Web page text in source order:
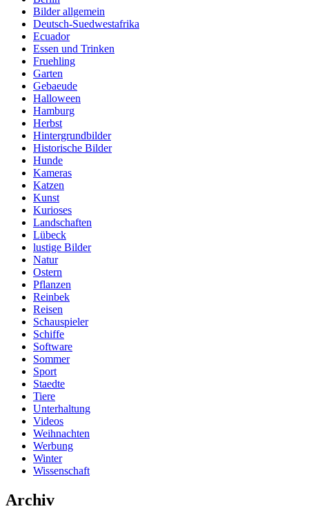
Bilder allgemein
Deutsch-Suedwestafrika
Ecuador
Essen und Trinken
Fruehling
Garten
Gebaeude
Halloween
Hamburg
Herbst
Hintergrundbilder
Historische Bilder
Hunde
Kameras
Katzen
Kunst
Kurioses
Landschaften
Lübeck
lustige Bilder
Natur
Ostern
Pflanzen
Reinbek
Reisen
Schauspieler
Schiffe
Software
Sommer
Sport
Staedte
Tiere
Unterhaltung
Videos
Weihnachten
Werbung
Winter
Wissenschaft
Archiv